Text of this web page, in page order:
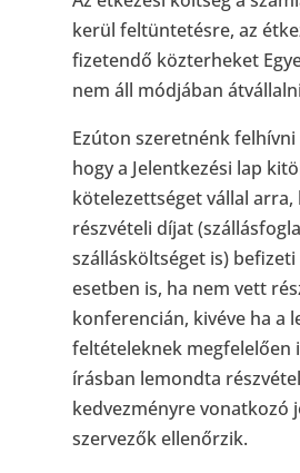
kerül feltüntetésre, az
fizetendő közterheket
nem áll módjában
Ezúton szeretnénk felhívni
hogy a Jelentkezési lap
kötelezettséget vállal arra,
részvételi díjat
szállásköltséget is) befizeti
esetben is, ha nem vett
konferencián, kivéve ha a
feltételeknek megfelelően
írásban lemondta
kedvezményre vonatkozó
szervezők ellenőrzik.